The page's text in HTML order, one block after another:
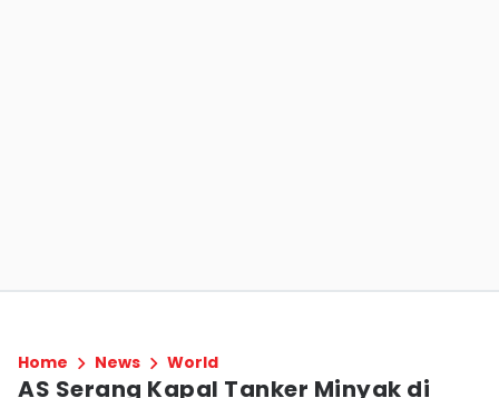
Home News World
AS Serang Kapal Tanker Minyak di